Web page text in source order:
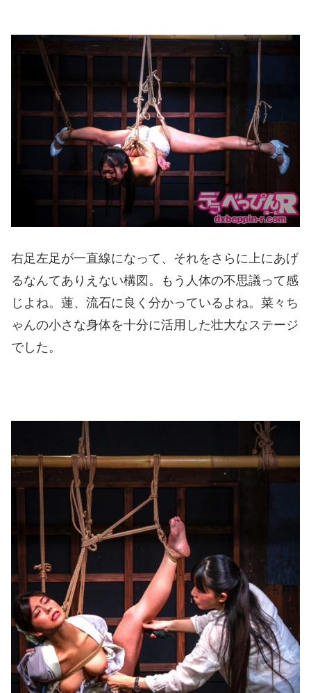
右足左足が一直線になって、それをさらに上にあげ
るなんてありえない構図。もう人体の不思議って感
じよね。蓮、流石に良く分かっているよね。菜々ち
ゃんの小さな身体を十分に活用した壮大なステージ
でした。